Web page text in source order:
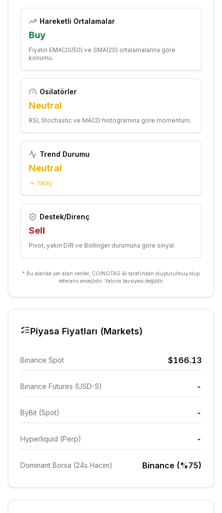
Hareketli Ortalamalar
Buy
Fiyatın EMA(20/50) ve SMA(20) ortalamalarına göre
konumu.
Osilatörler
Neutral
RSI, Stochastic ve MACD histogramına göre momentum.
Trend Durumu
Neutral
Yatay
Destek/Direnç
Sell
Pivot, yakın D/R ve Bollinger durumuna göre sinyal.
* Bu alanda yer alan veriler, COINOTAG AI tarafından oluşturulmuş olup
referans amaçlıdır. Yatırım tavsiyesi değildir.
Piyasa Fiyatları (Markets)
Binance Spot $166.13
Binance Futures (USD-S) -
ByBit (Spot) -
Hyperliquid (Perp) -
Dominant Borsa (24s Hacim) Binance (%75)